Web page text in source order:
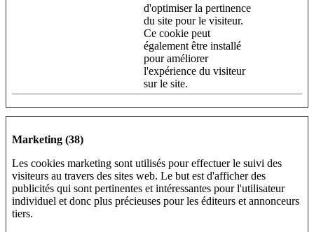
d'optimiser la pertinence
du site pour le visiteur.
Ce cookie peut
également être installé
pour améliorer
l'expérience du visiteur
sur le site.
Marketing (38)
Les cookies marketing sont utilisés pour effectuer le suivi des
visiteurs au travers des sites web. Le but est d'afficher des
publicités qui sont pertinentes et intéressantes pour l'utilisateur
individuel et donc plus précieuses pour les éditeurs et annonceurs
tiers.